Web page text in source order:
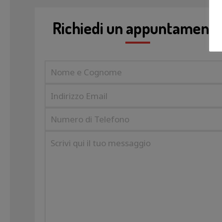
Richiedi un appuntamento